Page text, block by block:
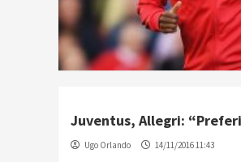
Juventus, Allegri:
Ugo Orlando 14/11/2016 11:43